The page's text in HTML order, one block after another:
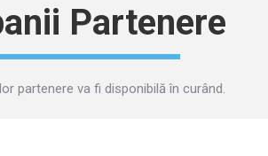
Partenere
partenere va fi disponibilă în curând.